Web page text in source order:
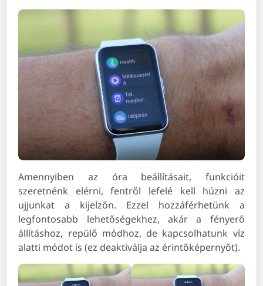
Amennyiben az óra beállításait, funkcióit
szeretnénk elérni, fentről lefelé kell húzni az
ujjunkat a kijelzőn. Ezzel hozzáférhetünk a
legfontosabb lehetőségekhez, akár a fényerő
állításhoz, repülő módhoz, de kapcsolhatunk víz
alatti módot is (ez deaktiválja az érintőképernyőt).